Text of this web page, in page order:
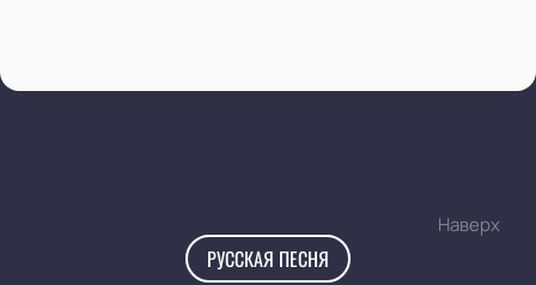
Наверх
РУССКАЯ ПЕСНЯ